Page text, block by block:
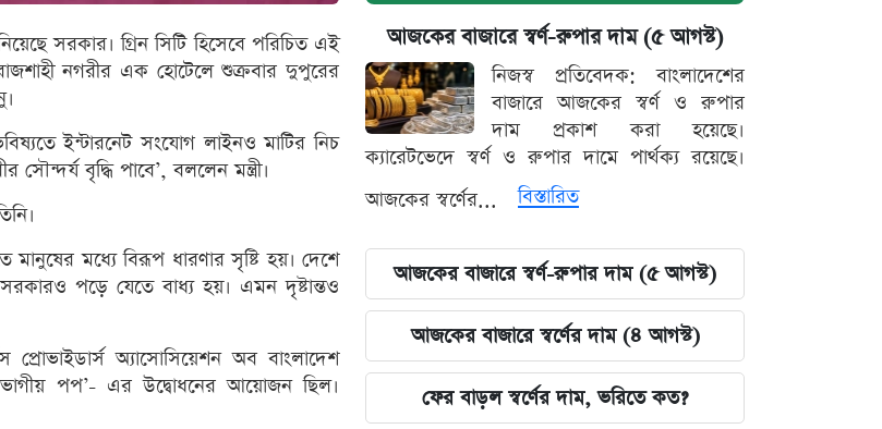
সরকার। গ্রিন সিটি হিসেবে পরিচিত এই
নগরীর এক হোটেলে শুক্রবার দুপুরের
ইন্টারনেট সংযোগ লাইনও মাটির নিচ
বৃদ্ধি পাবে’, বললেন মন্ত্রী।
মানুষের মধ্যে বিরূপ ধারণার সৃষ্টি হয়। দেশে
পড়ে যেতে বাধ্য হয়। এমন দৃষ্টান্তও
প্রোভাইডার্স অ্যাসোসিয়েশন অব বাংলাদেশ
পপ’- এর উদ্বোধনের আয়োজন ছিল।
আজকের বাজারে স্বর্ণ-রুপার দাম (৫ আগস্ট)
নিজস্ব প্রতিবেদক: বাংলাদেশের
বাজারে আজকের স্বর্ণ ও রুপার
দাম প্রকাশ করা হয়েছে।
ক্যারেটভেদে স্বর্ণ ও রুপার দামে পার্থক্য রয়েছে।
আজকের স্বর্ণের...
বিস্তারিত
আজকের বাজারে স্বর্ণ-রুপার দাম (৫ আগস্ট)
আজকের বাজারে স্বর্ণের দাম (৪ আগস্ট)
ফের বাড়ল স্বর্ণের দাম, ভরিতে কত?